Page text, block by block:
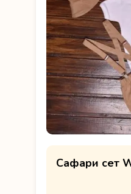
Сафари сет